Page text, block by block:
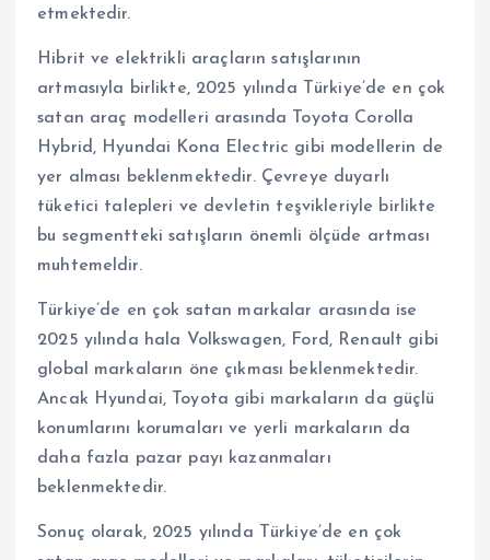
etmektedir.
Hibrit ve elektrikli araçların satışlarının
artmasıyla birlikte, 2025 yılında Türkiye’de en çok
satan araç modelleri arasında Toyota Corolla
Hybrid, Hyundai Kona Electric gibi modellerin de
yer alması beklenmektedir. Çevreye duyarlı
tüketici talepleri ve devletin teşvikleriyle birlikte
bu segmentteki satışların önemli ölçüde artması
muhtemeldir.
Türkiye’de en çok satan markalar arasında ise
2025 yılında hala Volkswagen, Ford, Renault gibi
global markaların öne çıkması beklenmektedir.
Ancak Hyundai, Toyota gibi markaların da güçlü
konumlarını korumaları ve yerli markaların da
daha fazla pazar payı kazanmaları
beklenmektedir.
Sonuç olarak, 2025 yılında Türkiye’de en çok